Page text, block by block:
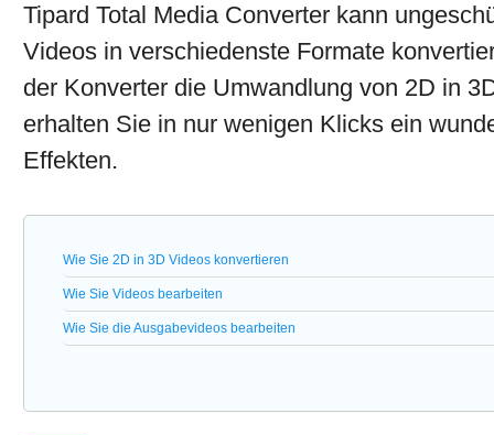
Tipard Total Media Converter kann
Videos in verschiedenste Formate
der Konverter die Umwandlung von 2D in
erhalten Sie in nur wenigen Klicks ein
Effekten.
Wie Sie 2D in 3D Videos konvertieren
Wie Sie Videos bearbeiten
Wie Sie die Ausgabevideos bearbeiten